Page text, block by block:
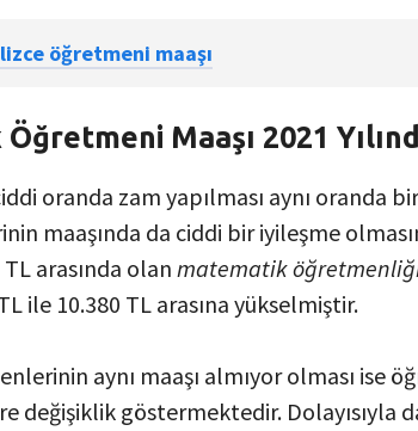
öğretmeni maaşı
Maaşı 2021
oranda zam yapılması aynı oranda
maaşında da ciddi bir iyileşme
arasında olan matematik
ile 10.380 TL arasına yükselmiştir.
aynı maaşı almıyor olması ise
değişiklik göstermektedir. Dolayısıyla